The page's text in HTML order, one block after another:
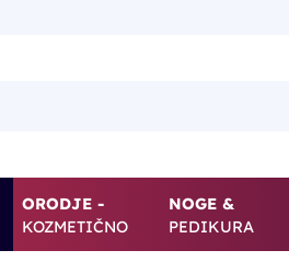
ORODJE -
KOZMETIČNO
NOGE &
PEDIKURA